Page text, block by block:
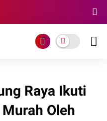
Raya Ikuti
Oleh